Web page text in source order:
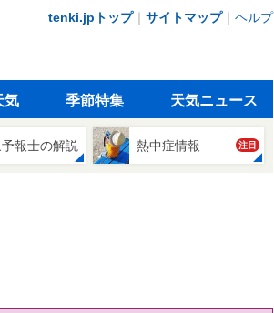
tenki.jpトップ｜ サイトマップ｜ ヘルプ
気 季節特集 天気ニュース
報士の解説 熱中症情報 注目